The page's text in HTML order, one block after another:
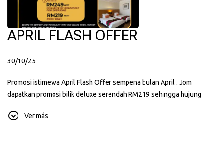
APRIL FLASH OFFER
30/10/25
Promosi istimewa April Flash Offer sempena bulan April . Jom
dapatkan promosi bilik deluxe serendah RM219 sehingga hujung
Ver más